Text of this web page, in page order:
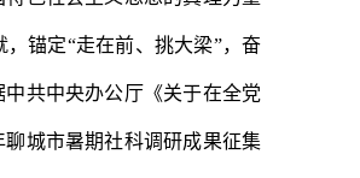
锚定“走在前、挑大梁”，奋
共中央办公厅《关于在全党
城市暑期社科调研成果征集